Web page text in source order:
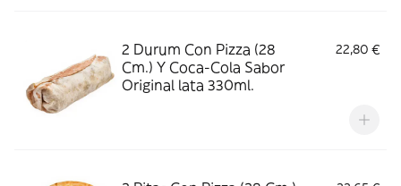
2 Durum Con Pizza (28
Cm.) Y Coca-Cola Sabor
Original lata 330ml.
22,80 €